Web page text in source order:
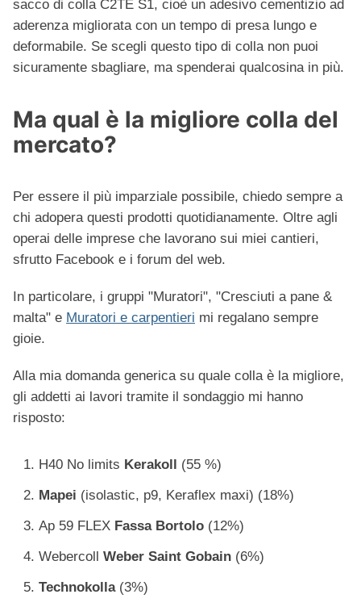
sacco di colla C2TE S1, cioè un adesivo cementizio ad
aderenza migliorata con un tempo di presa lungo e
deformabile. Se scegli questo tipo di colla non puoi
sicuramente sbagliare, ma spenderai qualcosina in più.
Ma qual è la migliore colla del
mercato?
Per essere il più imparziale possibile, chiedo sempre a
chi adopera questi prodotti quotidianamente. Oltre agli
operai delle imprese che lavorano sui miei cantieri,
sfrutto Facebook e i forum del web.
In particolare, i gruppi "Muratori", "Cresciuti a pane &
malta" e Muratori e carpentieri mi regalano sempre
gioie.
Alla mia domanda generica su quale colla è la migliore,
gli addetti ai lavori tramite il sondaggio mi hanno
risposto:
H40 No limits Kerakoll (55 %)
Mapei (isolastic, p9, Keraflex maxi) (18%)
Ap 59 FLEX Fassa Bortolo (12%)
Webercoll Weber Saint Gobain (6%)
Technokolla(3%)